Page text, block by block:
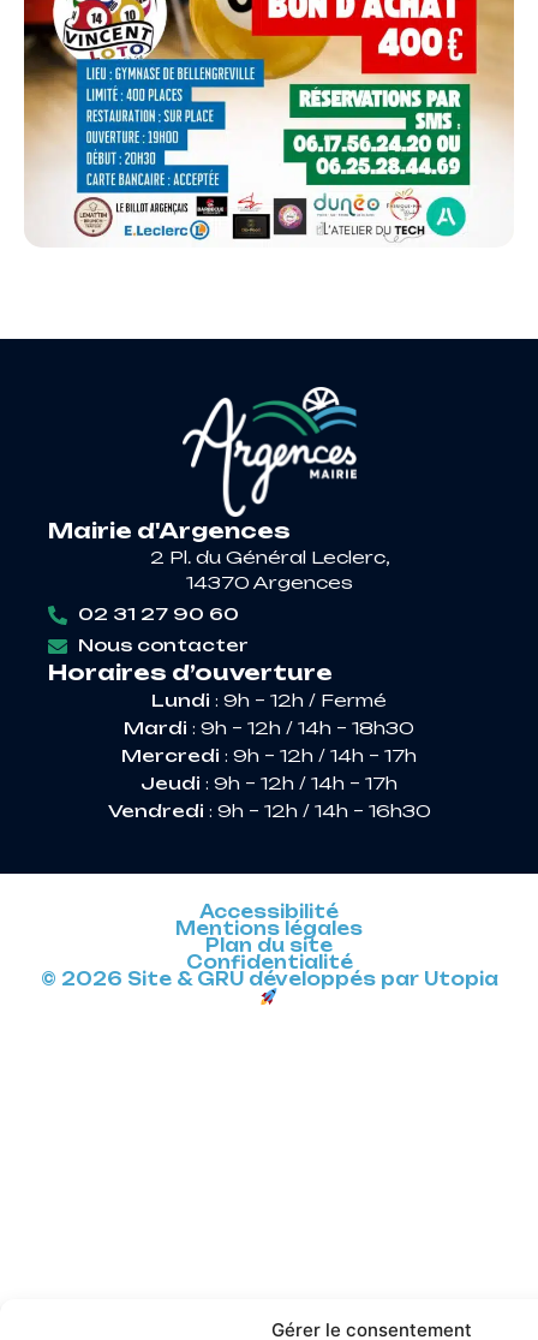
Gérer le consentement
Mairie d'Argences
2 Pl. du Général Leclerc,
14370 Argences
02 31 27 90 60
Nous contacter
Horaires d’ouverture
Lundi : 9h – 12h / Fermé
Mardi : 9h – 12h / 14h – 18h30
Mercredi : 9h – 12h / 14h – 17h
Jeudi : 9h – 12h / 14h – 17h
Vendredi : 9h – 12h / 14h – 16h30
Accessibilité
Mentions légales
Plan du site
Confidentialité
© 2026 Site & GRU développés par Utopia